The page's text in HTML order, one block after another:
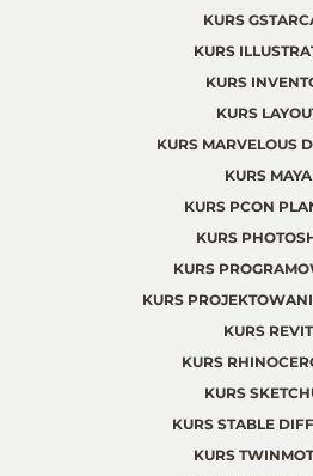
KURS
KURS
KURS
KURS
KURS MARVELOUS
KURS MAYA
KURS PCON
KURS
KURS
KURS
KURS REVIT
KURS
KURS
KURS STABLE
KURS